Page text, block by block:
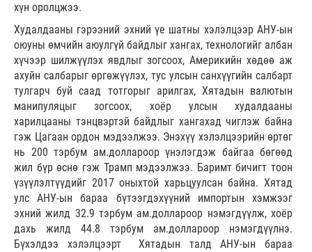
хүн оролцжээ.
Худалдааны гэрээний эхний үе шатны хэлэлцээр АНУ-ын
оюуны өмчийн аюулгүй байдлыг хангах, технологийг албан
хүчээр шилжүүлэх явдлыг зогсоох, Америкийн хөдөө аж
ахуйн салбарыг өргөжүүлэх, тус улсын санхүүгийн салбарт
тулгарч буй саад тотгорыг арилгах, Хятадын валютын
манипуляцыг зогсоох, хоёр улсын худалдааны
харилцааны тэнцвэртэй байдлыг хангахад чиглэж байна
гэж Цагаан ордон мэдээлжээ. Энэхүү хэлэлцээрийн өртөг
нь 200 тэрбум ам.доллароор үнэлэгдэж байгаа бөгөөд
жил бүр өснө гэж Трамп мэдээлжээ. Баримт бичигт тоон
үзүүлэлтүүдийг 2017 оныхтой харьцуулсан байна. Хятад
улс АНУ-ын бараа бүтээгдэхүүний импортын хэмжээг
эхний жилд 32.9 тэрбум ам.доллароор нэмэгдүүлж, хоёр
дахь жилд 44.8 тэрбум ам.доллароор нэмэгдүүлнэ.
Бүхэлдээ хэлэлцээрт Хятадын талд АНУ-ын бараа